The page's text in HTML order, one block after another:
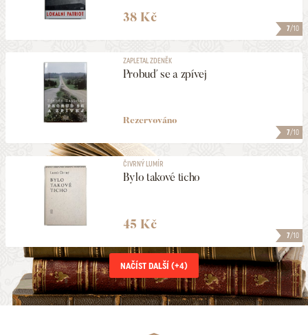
7/10
38 Kč
7/10
ZAPLETAL ZDENĚK
Probuď se a zpívej
Rezervováno
7/10
ČIVRNÝ LUMÍR
Bylo takové ticho
45 Kč
NAČÍST DALŠÍ (+4)